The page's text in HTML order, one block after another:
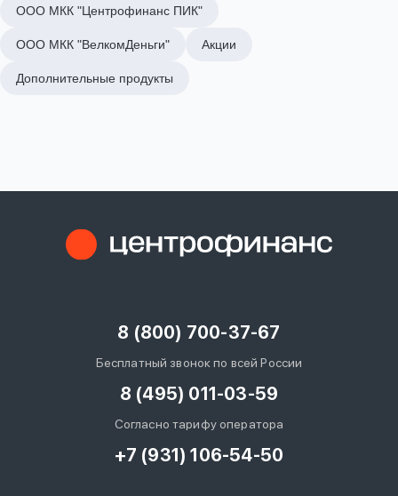
ООО МКК "Центрофинанс ПИК"
ООО МКК "ВелкомДеньги" Акции
Дополнительные продукты
8 (800) 700-37-67
Бесплатный звонок по всей России
8 (495) 011-03-59
Согласно тарифу оператора
+7 (931) 106-54-50
Войти под другим номером
сайта,
согласие
обработку